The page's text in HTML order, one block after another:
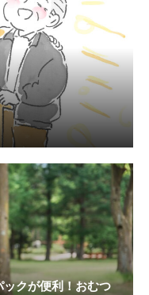
クが便利！おむつ